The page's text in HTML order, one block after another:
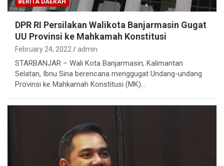
DPR RI Persilakan Walikota Banjarmasin Gugat
UU Provinsi ke Mahkamah Konstitusi
February 24, 2022 admin
STARBANJAR – Wali Kota Banjarmasin, Kalimantan
Selatan, Ibnu Sina berencana menggugat Undang-undang
Provinsi ke Mahkamah Konstitusi (MK)…